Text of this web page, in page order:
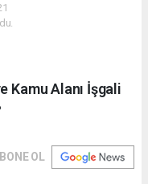
Kamu Alanı İşgali
OL